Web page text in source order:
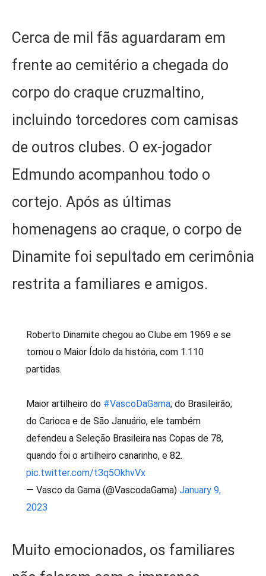
Cerca de mil fãs aguardaram em
frente ao cemitério a chegada do
corpo do craque cruzmaltino,
incluindo torcedores com camisas
de outros clubes. O ex-jogador
Edmundo acompanhou todo o
cortejo. Após as últimas
homenagens ao craque, o corpo de
Dinamite foi sepultado em cerimônia
restrita a familiares e amigos.
Roberto Dinamite chegou ao Clube em 1969 e se
tornou o Maior Ídolo da história, com 1.110
partidas.
Maior artilheiro do #VascoDaGama; do Brasileirão;
do Carioca e de São Januário, ele também
defendeu a Seleção Brasileira nas Copas de 78,
quando foi o artilheiro canarinho, e 82.
pic.twitter.com/t3q5OkhvVx
— Vasco da Gama (@VascodaGama)January 9,
2023
Muito emocionados, os familiares